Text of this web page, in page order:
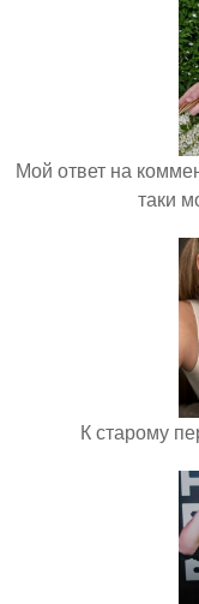
Мой ответ на
таки
К старому